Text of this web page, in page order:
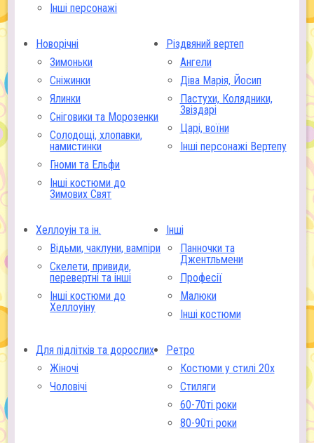
Інші персонажі
Новорічні
Зимоньки
Сніжинки
Ялинки
Сніговики та Морозенки
Солодощі, хлопавки,
намистинки
Гноми та Ельфи
Інші костюми до
Зимових Свят
Різдвяний вертеп
Ангели
Діва Марія, Йосип
Пастухи, Колядники,
Звіздарі
Царі, воїни
Інші персонажі Вертепу
Хеллоуін та ін.
Відьми, чаклуни, вампіри
Скелети, привиди,
перевертні та інші
Інші костюми до
Хеллоуіну
Інші
Панночки та
Джентльмени
Професії
Малюки
Інші костюми
Для підлітків та дорослих
Жіночі
Чоловічі
Ретро
Костюми у стилі 20х
Стиляги
60-70ті роки
80-90ті роки